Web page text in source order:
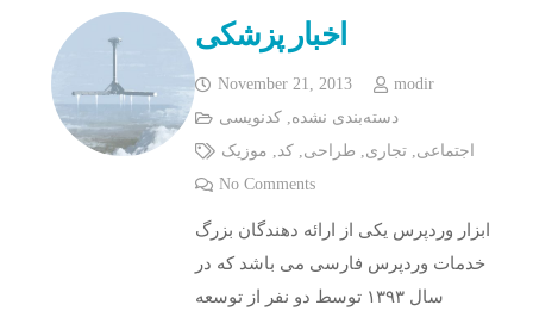
اخبار پزشکی
November 21, 2013
modir
دسته‌بندی نشده ,کدنویسی
اجتماعی ,تجاری طراحی ,کد
موزیک
No Comments
ابزار وردپرس یکی از ارائه دهندگان بزرگ
خدمات وردپرس فارسی می باشد که در
سال ۱۳۹۳ توسط دو نفر از توسعه